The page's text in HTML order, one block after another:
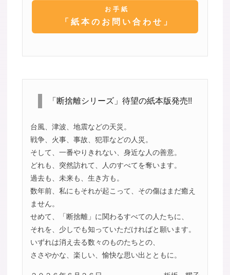
お手紙
「紙本のお問い合わせ」
「断捨離シリーズ」待望の紙本版発売!!
台風、津波、地震などの天災。
戦争、火事、事故、犯罪などの人災。
そして、一番やりきれない、身近な人の善意。
どれも、突然訪れて、人のすべてを奪います。
過去も、未来も、生き方も。
数年前、私にもそれが起こって、その傷はまだ癒え
ません。
せめて、「断捨離」に関わるすべての人たちに、
それを、少しでも知っていただければと願います。
いずれは消え去る数々のものたちとの、
ささやかな、楽しい、愉快な思い出とともに。